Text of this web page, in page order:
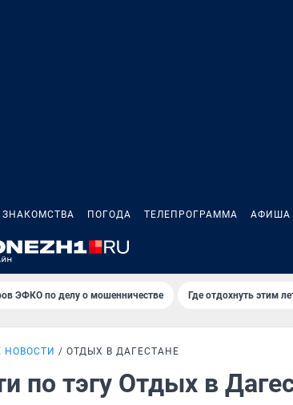
ЗНАКОМСТВА ПОГОДА ТЕЛЕПРОГРАММА АФИША
ЭФКО по делу о мошенничестве Где отдохнуть этим
НОВОСТИ ОТДЫХ В ДАГЕСТАНЕ
по тэгу Отдых в